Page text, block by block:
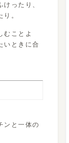
ったり、
。
むことよ
いときに合
ンと一体の